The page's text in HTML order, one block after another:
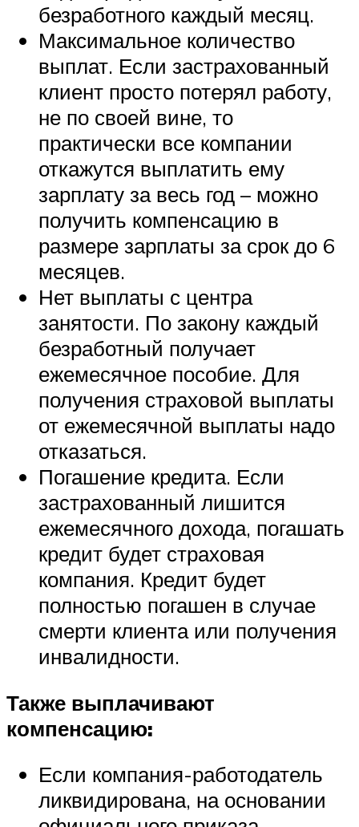
безработного каждый месяц.
Максимальное количество
выплат. Если застрахованный
клиент просто потерял работу,
не по своей вине, то
практически все компании
откажутся выплатить ему
зарплату за весь год – можно
получить компенсацию в
размере зарплаты за срок до 6
месяцев.
Нет выплаты с центра
занятости. По закону каждый
безработный получает
ежемесячное пособие. Для
получения страховой выплаты
от ежемесячной выплаты надо
отказаться.
Погашение кредита. Если
застрахованный лишится
ежемесячного дохода, погашать
кредит будет страховая
компания. Кредит будет
полностью погашен в случае
смерти клиента или получения
инвалидности.
Также выплачивают
компенсацию:
Если компания-работодатель
ликвидирована, на основании